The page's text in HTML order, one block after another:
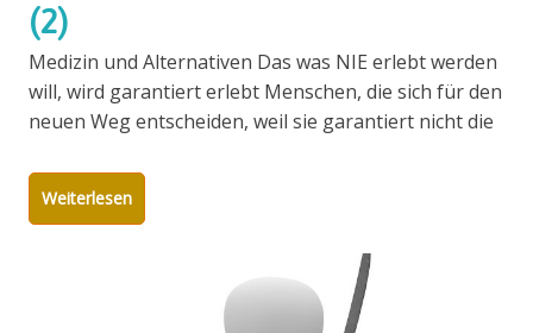
(2)
Medizin und Alternativen Das was NIE erlebt werden
will, wird garantiert erlebt Menschen, die sich für den
neuen Weg entscheiden, weil sie garantiert nicht die
Weiterlesen